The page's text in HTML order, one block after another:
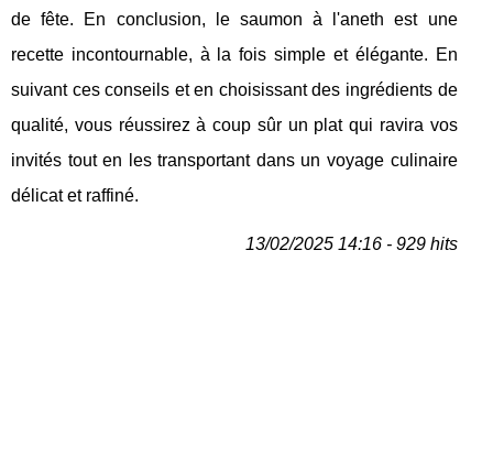
de fête. En conclusion, le saumon à l'aneth est une
recette incontournable, à la fois simple et élégante. En
suivant ces conseils et en choisissant des ingrédients de
qualité, vous réussirez à coup sûr un plat qui ravira vos
invités tout en les transportant dans un voyage culinaire
délicat et raffiné.
13/02/2025 14:16 - 929 hits